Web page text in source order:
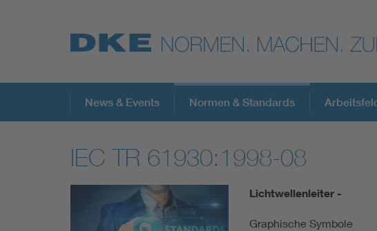
Top-Themen
VDE Fokusthemen
Digital Security
News & Events Normen & Standards
IEC TR 61930:1998-08
Lichtwellenleiter -
Graphische Symbole